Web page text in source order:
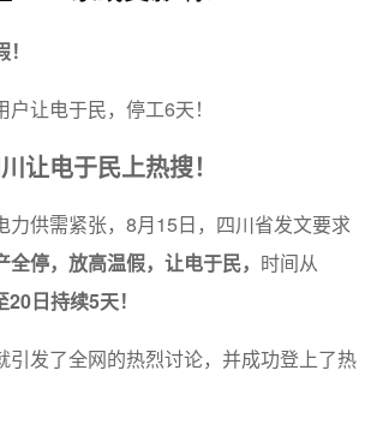
让电于民，停工6天！
让电于民上热搜！
力供需紧张，8月15日，四川省发文要求
停，放高温假，让电于民， 时间从
日持续5天！
引发了全网的热烈讨论，并成功登上了热